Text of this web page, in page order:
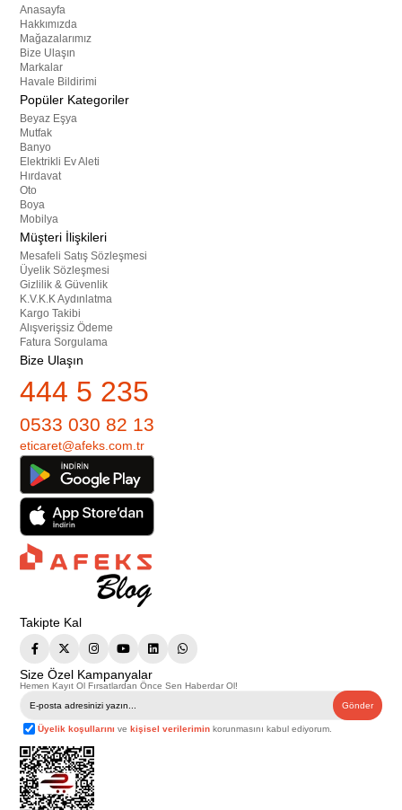
Anasayfa
Hakkımızda
Mağazalarımız
Bize Ulaşın
Markalar
Havale Bildirimi
Popüler Kategoriler
Beyaz Eşya
Mutfak
Banyo
Elektrikli Ev Aleti
Hırdavat
Oto
Boya
Mobilya
Müşteri İlişkileri
Mesafeli Satış Sözleşmesi
Üyelik Sözleşmesi
Gizlilik & Güvenlik
K.V.K.K Aydınlatma
Kargo Takibi
Alışverişsiz Ödeme
Fatura Sorgulama
Bize Ulaşın
444 5 235
0533 030 82 13
eticaret@afeks.com.tr
Takipte Kal
Size Özel Kampanyalar
Hemen Kayıt Ol Fırsatlardan Önce Sen Haberdar Ol!
Gönder
Üyelik koşullarını vekişisel verilerimin korunmasını kabul ediyorum.